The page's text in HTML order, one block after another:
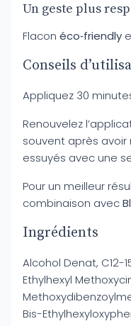
Un geste plus
Flacon éco‑friendly
Conseils
Appliquez 30
Renouvelez
souvent après avoir
essuyés avec une
Pour un meilleur
combinaison avec
Ingrédients
Alcohol Denat, C12-
Ethylhexyl
Bis-